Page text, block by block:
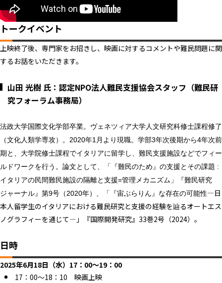
トークイベント
上映終了後、専門家をお招きし、映画に対するコメントや難民問題に関
するお話をいただきます。
山田 光樹 氏：認定NPO法人難民支援協会スタッフ（難民研
究フォーラム事務局）
法政大学国際文化学部卒業。 ヴェネツィア大学人文研究科修士課程修了
（文化人類学専攻）。2020年1月より現職。学部3年次後期から4年次前
期と、 大学院修士課程でイタリアに留学し、 難民支援施設などでフィー
ルドワークを行う。論文として、「『難民のため』の支援とその課題 :
イタリアの民間難民施設の隔離と支援=管理メカニズム」『難民研究
ジャーナル』第9号（2020年）、「『宙ぶらりん』 な存在の可能性―日
本人留学生のイタリアにおける難民研究と支援の経験を辿るオー トエス
ノグラフィーを通じて―」『国際開発研究』33巻2号（2024）。
日時
2025年6月18日（水）17：00～19：00
17：00～18：10 映画上映